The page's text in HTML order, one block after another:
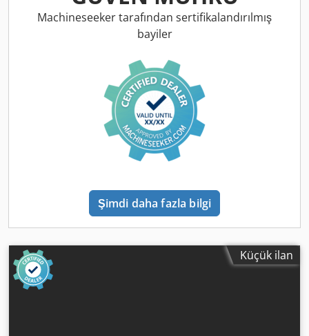
fotoğraflarla uyumludur; normal kullanım izleri, çizikler ve
sürtünmeler mevcuttur. Çalışma keski ucu ile donatılmıştır.
Dkodpfxjzkwdlo Ag Der Veriler: Üretici: Atlas Copco Model:
Cobra PRO Üretim yılı: 2014 Üretim ülkesi: İsveç Motor: 2
zamanlı benzinli motor Kullanım alanı: beton, asfalt kırma,
yol ve toprak işleri Mobil tasarım – kompresör veya şebeke
bağlantısı gerektirmez.
Machineseeker tarafından sertifikalandırılmış
bayiler
Şimdi daha fazla bilgi
Küçük ilan